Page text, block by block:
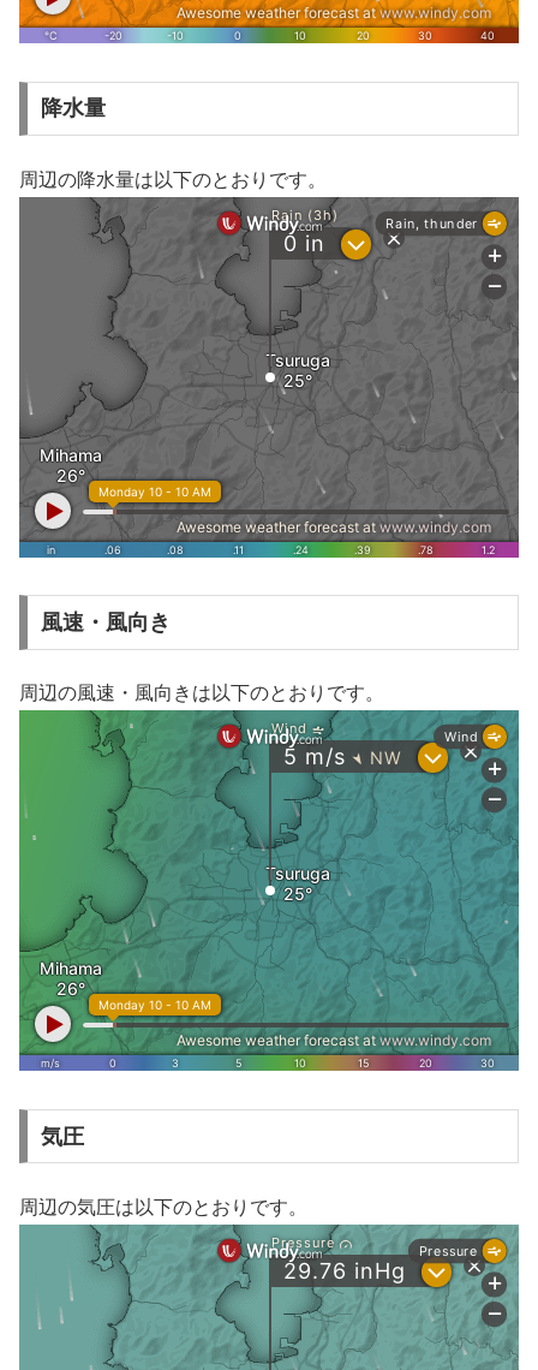
降水量
周辺の降水量は以下のとおりです。
風速・風向き
周辺の風速・風向きは以下のとおりです。
気圧
周辺の気圧は以下のとおりです。